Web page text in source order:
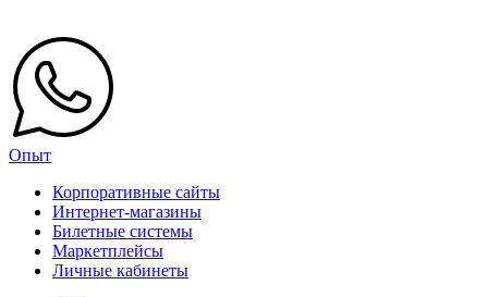
Опыт
Корпоративные сайты
Интернет-магазины
Билетные системы
Маркетплейсы
Личные кабинеты